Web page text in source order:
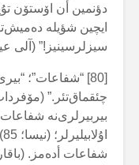
دؤنمین أن اۆستۆن
ایچین شؤیلە
سیزلرسینیز!” (آلی
[80] “شفاعات”؛
چئقماق‌تئر.”
بیربیرلری‌نە